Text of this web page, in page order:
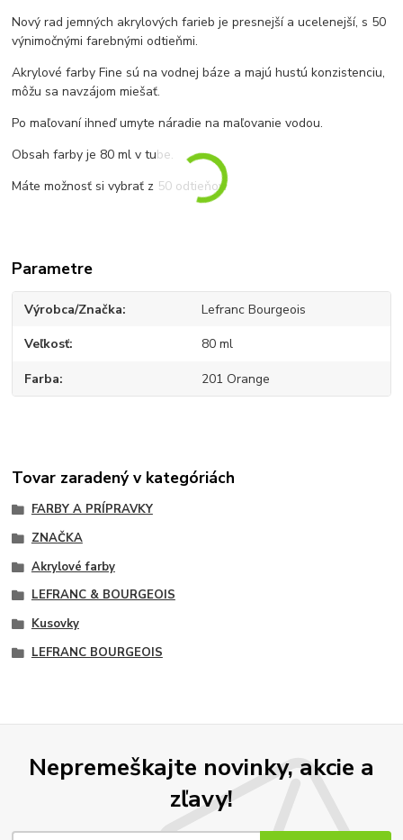
Nový rad jemných akrylových farieb je presnejší a ucelenejší, s 50
výnimočnými farebnými odtieňmi.
Akrylové farby Fine sú na vodnej báze a majú hustú konzistenciu,
môžu sa navzájom miešať.
Po maľovaní ihneď umyte náradie na maľovanie vodou.
Obsah farby je 80 ml v tube.
Máte možnosť si vybrať z 50 odtieňov.
Parametre
Výrobca/Značka Lefranc Bourgeois
Veľkosť 80 ml
Farba 201 Orange
Tovar zaradený v kategóriách
FARBY A PRÍPRAVKY
ZNAČKA
Akrylové farby
LEFRANC & BOURGEOIS
Kusovky
LEFRANC BOURGEOIS
Nepremeškajte novinky, akcie a
zľavy!